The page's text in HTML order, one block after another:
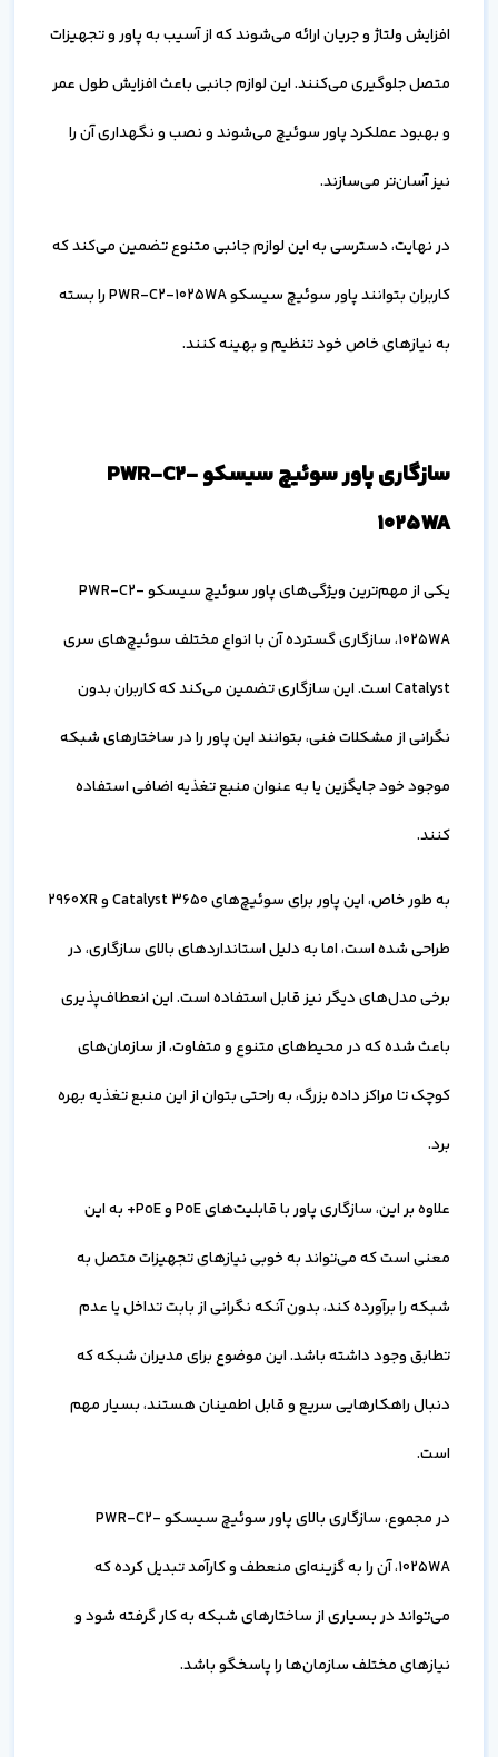
افزایش ولتاژ و جریان ارائه می‌شوند که از آسیب به پاور و تجهیزات
متصل جلوگیری می‌کنند. این لوازم جانبی باعث افزایش طول عمر
و بهبود عملکرد پاور سوئیچ می‌شوند و نصب و نگهداری آن را
نیز آسان‌تر می‌سازند.
در نهایت، دسترسی به این لوازم جانبی متنوع تضمین می‌کند که
کاربران بتوانند پاور سوئیچ سیسکو PWR-C2-1025WA را بسته
به نیازهای خاص خود تنظیم و بهینه کنند.
سازگاری پاور سوئیچ سیسکو PWR-C2-
1025WA
یکی از مهم‌ترین ویژگی‌های پاور سوئیچ سیسکو PWR-C2-
1025WA، سازگاری گسترده آن با انواع مختلف سوئیچ‌های سری
Catalyst است. این سازگاری تضمین می‌کند که کاربران بدون
نگرانی از مشکلات فنی، بتوانند این پاور را در ساختارهای شبکه
موجود خود جایگزین یا به عنوان منبع تغذیه اضافی استفاده
کنند.
به طور خاص، این پاور برای سوئیچ‌های Catalyst 3650 و 2960XR
طراحی شده است، اما به دلیل استانداردهای بالای سازگاری، در
برخی مدل‌های دیگر نیز قابل استفاده است. این انعطاف‌پذیری
باعث شده که در محیط‌های متنوع و متفاوت، از سازمان‌های
کوچک تا مراکز داده بزرگ، به راحتی بتوان از این منبع تغذیه بهره
برد.
علاوه بر این، سازگاری پاور با قابلیت‌های PoE و PoE+ به این
معنی است که می‌تواند به خوبی نیازهای تجهیزات متصل به
شبکه را برآورده کند، بدون آنکه نگرانی از بابت تداخل یا عدم
تطابق وجود داشته باشد. این موضوع برای مدیران شبکه که
دنبال راهکارهایی سریع و قابل اطمینان هستند، بسیار مهم
است.
در مجموع، سازگاری بالای پاور سوئیچ سیسکو PWR-C2-
1025WA، آن را به گزینه‌ای منعطف و کارآمد تبدیل کرده که
می‌تواند در بسیاری از ساختارهای شبکه به کار گرفته شود و
نیازهای مختلف سازمان‌ها را پاسخگو باشد.